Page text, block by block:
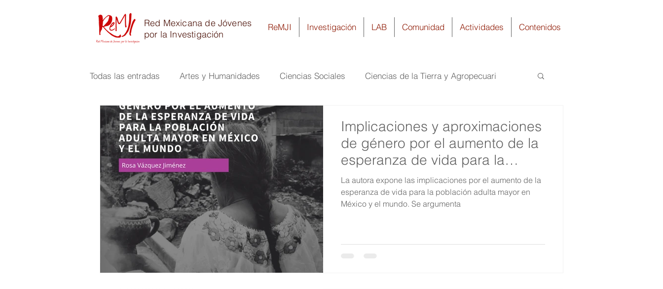
ReMJI Investigación LAB Comunidad Actividades Contenidos
Red Mexicana de Jóvenes
por la Investigación
Todas las entradas Artes y Humanidades Ciencias Sociales Ciencias de la Tierra y Agropecuari
Físico Matemáticas e Ingeniería Ciencias Biomédicas y de la Salud
Implicaciones y aproximaciones
de género por el aumento de la
esperanza de vida para la
población adulta mayor en
México y el mundo
La autora expone las implicaciones por el aumento de la
esperanza de vida para la población adulta mayor en
México y el mundo. Se argumenta